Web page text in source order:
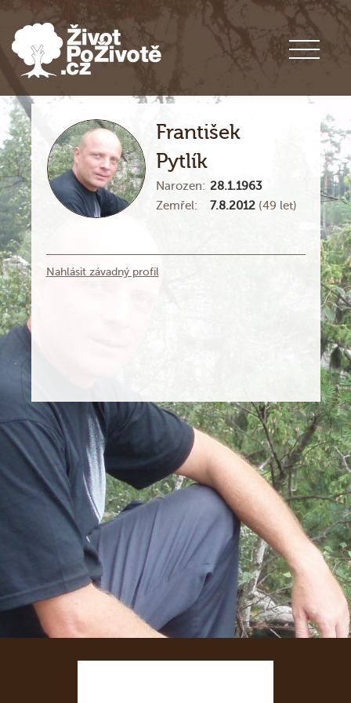
František
Pytlík
Narozen: 28.1.1963
Zemřel:
7.8.2012 (49 let)
Nahlásit závadný profil